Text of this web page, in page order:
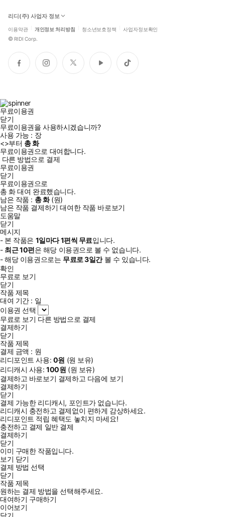
리디(주) 사업자 정보
이용약관 개인정보 처리방침 청소년보호정책 사업자정보확인
© RIDI Corp.
페
이
인
스
트
위
유
튜
틱
톡
무료이용권
닫기
무료이용권을 사용하시겠습니까?
사용 가능 : 장
<>부터 총화
무료이용권으로 대여합니다.
다른 방법으로 결제
무료이용권
닫기
무료이용권으로
총 화대여 완료했습니다.
남은 작품 : 총화(원)
남은 작품 결제하기 대여한 작품 바로보기
도움말
닫기
메시지
- 본 작품은 1일마다1편씩 무료입니다.
- 최근10편은 해당 이용권으로 볼 수 없습니다.
- 해당 이용권으로는 무료로3일간볼 수 있습니다.
확인
무료로 보기
닫기
작품 제목
대여 기간 : 일
이용권 선택
무료로 보기 다른 방법으로 결제
결제하기
닫기
작품 제목
결제 금액 : 원
리디포인트 사용: 0원 (원 보유)
리디캐시 사용:100원 (원 보유)
결제하고 바로보기 결제하고 다음에 보기
결제하기
닫기
결제 가능한 리디캐시, 포인트가 없습니다.
리디캐시 충전하고 결제없이 편하게 감상하세요.
리디포인트 적립 혜택도 놓치지 마세요!
충전하고 결제 일반 결제
결제하기
닫기
이미 구매한 작품입니다.
보기 닫기
결제 방법 선택
닫기
작품 제목
원하는 결제 방법을 선택해주세요.
대여하기 구매하기
이어보기
닫기